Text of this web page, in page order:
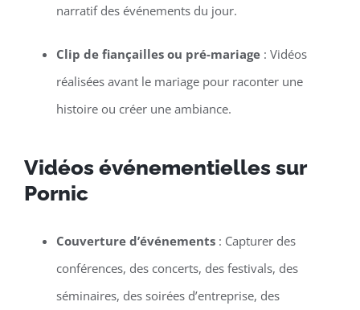
narratif des événements du jour.
Clip de fiançailles ou pré-mariage: Vidéos
réalisées avant le mariage pour raconter une
histoire ou créer une ambiance.
Vidéos événementielles sur
Pornic
Couverture d’événements: Capturer des
conférences, des concerts, des festivals, des
séminaires, des soirées d’entreprise, des